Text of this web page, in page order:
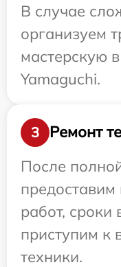
В случае
организуем
мастерскую
Yamaguchi.
3
Ремонт
После
работ, сроки
приступим к
техники.